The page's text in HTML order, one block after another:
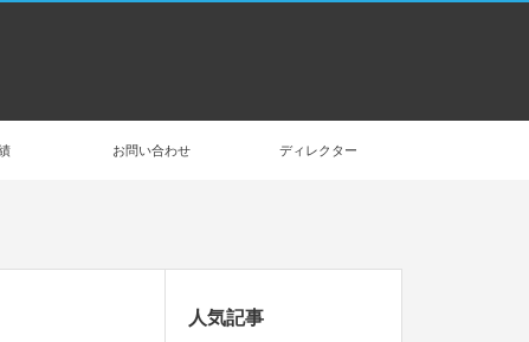
お問い合わせ ディレクター
人気記事